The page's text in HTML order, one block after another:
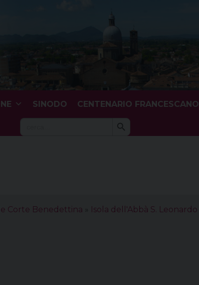
SINODO CENTENARIO FRANCESCANO
Search
Search Button
Corte Benedettina
Isola dell'Abbà S. Leonardo